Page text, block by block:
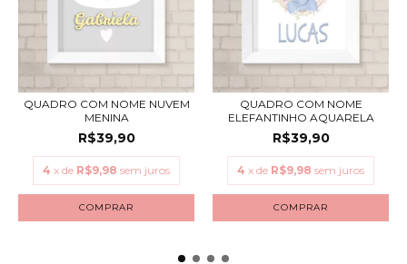
QUADRO COM NOME NUVEM
MENINA
R$39,90
4 x de R$9,98 sem juros
COMPRAR
QUADRO COM NOME
ELEFANTINHO AQUARELA
R$39,90
4 x de R$9,98 sem juros
COMPRAR